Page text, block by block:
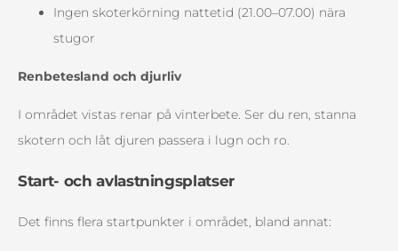
Ingen skoterkörning nattetid (21.00–07.00) nära
stugor
Renbetesland och djurliv
I området vistas renar på vinterbete. Ser du ren, stanna
skotern och låt djuren passera i lugn och ro.
Start- och avlastningsplatser
Det finns flera startpunkter i området, bland annat: